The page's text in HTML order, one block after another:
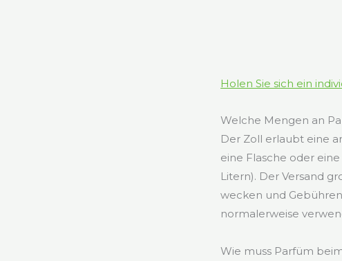
Holen Sie sich ein
Welche Mengen an
Der Zoll erlaubt eine
eine Flasche oder
Litern). Der Versand
wecken und
normalerweise
Wie muss Parfüm